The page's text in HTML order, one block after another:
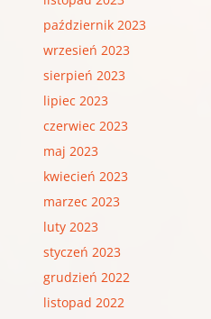
październik 2023
wrzesień 2023
sierpień 2023
lipiec 2023
czerwiec 2023
maj 2023
kwiecień 2023
marzec 2023
luty 2023
styczeń 2023
grudzień 2022
listopad 2022